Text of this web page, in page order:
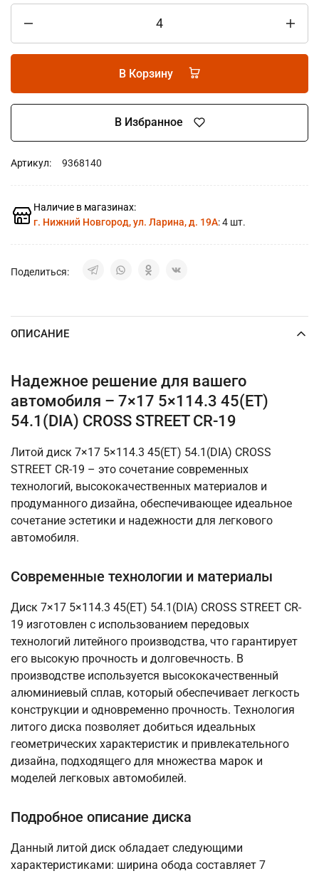
В Корзину
В Избранное
Артикул: 9368140
Наличие в магазинах:
г. Нижний Новгород, ул. Ларина, д. 19А: 4 шт.
Поделиться:
ОПИСАНИЕ
Надежное решение для вашего
автомобиля – 7×17 5×114.3 45(ET)
54.1(DIA) CROSS STREET CR-19
Литой диск 7×17 5×114.3 45(ET) 54.1(DIA) CROSS
STREET CR-19 – это сочетание современных
технологий, высококачественных материалов и
продуманного дизайна, обеспечивающее идеальное
сочетание эстетики и надежности для легкового
автомобиля.
Современные технологии и материалы
Диск 7×17 5×114.3 45(ET) 54.1(DIA) CROSS STREET CR-
19 изготовлен с использованием передовых
технологий литейного производства, что гарантирует
его высокую прочность и долговечность. В
производстве используется высококачественный
алюминиевый сплав, который обеспечивает легкость
конструкции и одновременно прочность. Технология
литого диска позволяет добиться идеальных
геометрических характеристик и привлекательного
дизайна, подходящего для множества марок и
моделей легковых автомобилей.
Подробное описание диска
Данный литой диск обладает следующими
характеристиками: ширина обода составляет 7